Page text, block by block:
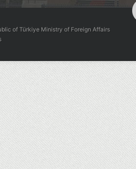
of Türkiye Ministry of Foreign Affairs